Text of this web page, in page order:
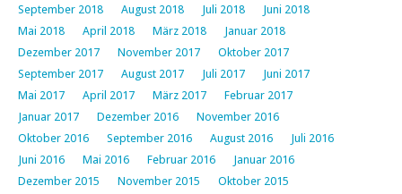
September 2018
August 2018 Juli 2018
Juni 2018
Mai 2018
April 2018 März 2018
Januar 2018
Dezember 2017
November 2017
Oktober 2017
September 2017
August 2017 Juli 2017
Juni 2017
Mai 2017
April 2017 März 2017
Februar 2017
Januar 2017
Dezember 2016
November 2016
Oktober 2016
September 2016 August 2016
Juli 2016
Juni 2016
Mai 2016 Februar 2016
Januar 2016
Dezember 2015
November 2015
Oktober 2015